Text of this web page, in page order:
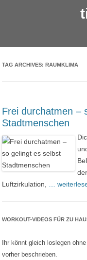
TAG ARCHIVES:RAUMKLIMA
Frei durchatmen –
Stadtmenschen
Luftzirkulation,
…
WORKOUT-VIDEOS FÜR ZU
Ihr könnt gleich loslegen
vorher beschrieben.